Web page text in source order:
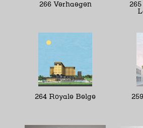
266 Verhaegen
264 Royale Belge